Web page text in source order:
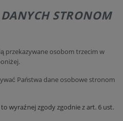
STRONOM
przekazywane osobom trzecim w
Państwa dane osobowe stronom
wyraźnej zgody zgodnie z art. 6 ust.